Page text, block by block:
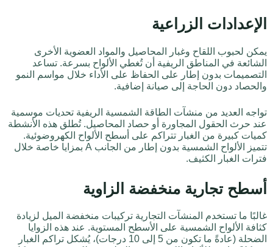
الإعدادات الزراعية
يمكن لحبوب اللقاح وغبار المحاصيل والمواد العضوية الأخرى
الشائعة في المناطق الريفية أن تُغطي الألواح بسرعة. تساعد
التصميمات بدون إطار على الحفاظ على الأداء خلال مواسم النمو
والحصاد دون الحاجة إلى صيانة إضافية.
تواجه العديد من منشآت الطاقة الشمسية الريفية تحديات موسمية
عند حرث الحقول المجاورة أو حصاد المحاصيل. تُطلق هذه الأنشطة
كميات كبيرة من الغبار تتراكم على أسطح الألواح الكهروضوئية.
تتميز الألواح الشمسية بدون إطار من الجانب A بمزايا خاصة خلال
فترات الغبار الكثيف.
أسطح تجارية منخفضة الزاوية
غالبًا ما تستخدم المنشآت التجارية تركيبات منخفضة الميل لزيادة
كثافة الألواح الشمسية على الأسطح المستوية. عند هذه الزوايا
الضحلة (عادةً ما تكون من 5 إلى 10 درجات)، يُشكل تراكم الغبار